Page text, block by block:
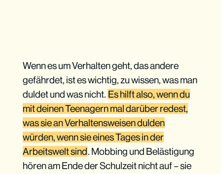
Wenn es um Verhalten geht, das andere
gefährdet, ist es wichtig, zu wissen, was man
duldet und was nicht. Es hilft also, wenn du
mit deinen Teenagern mal darüber redest,
was sie an Verhaltensweisen dulden
würden, wenn sie eines Tages in der
Arbeitswelt sind. Mobbing und Belästigung
hören am Ende der Schulzeit nicht auf – sie